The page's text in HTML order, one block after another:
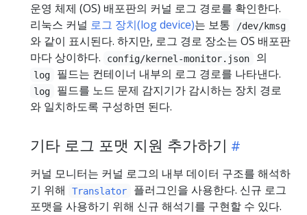
운영 체제 (OS) 배포판의 커널 로그 경로를 확인한다.
리눅스 커널 로그 장치(log device)는 보통 /dev/kmsg
와 같이 표시된다. 하지만, 로그 경로 장소는 OS 배포판
마다 상이하다.
config/kernel-monitor.json 의
log 필드는 컨테이너 내부의 로그 경로를 나타낸다.
log
필드를 노드 문제 감지기가 감시하는 장치 경로
와 일치하도록 구성하면 된다.
기타 로그 포맷 지원 추가하기
커널 모니터는 커널 로그의 내부 데이터 구조를 해석하
기 위해
Translator
플러그인을 사용한다. 신규 로그
포맷을 사용하기 위해 신규 해석기를 구현할 수 있다.